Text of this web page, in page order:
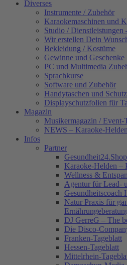
Diverses
Instrumente / Zubehör
Karaokemaschinen und
Studio / Dienstleistungen
Wir erstellen Dein
Bekleidung / Kostüme
Gewinne und Geschenke
PC und Multimedia
Sprachkurse
Software und Zubehör
Handytaschen und
Displayschutzfolien für
Magazin
Musikermagazin / Event-
NEWS – Karaoke-
Infos
Partner
Gesundheit24.Shop
Karaoke-Helden –
Wellness &
Agentur für Lead-
Gesundheitscoach
Natur Praxis für
DJ GerreG – The
Die Disco-
Franken-Tageblatt
Hessen-Tageblatt
Mittelrhein-